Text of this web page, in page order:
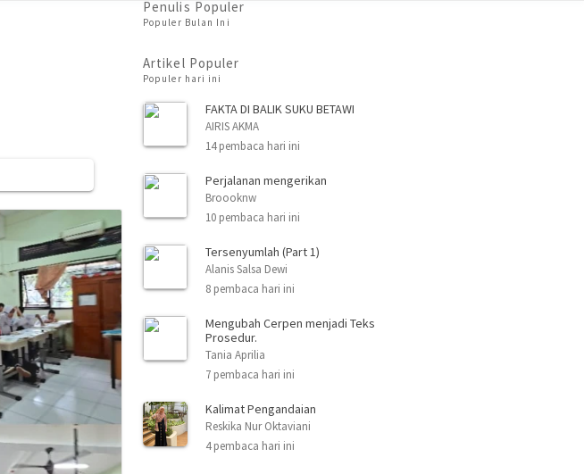
Penulis Populer
Populer Bulan Ini
Artikel Populer
Populer hari ini
FAKTA DI BALIK SUKU BETAWI
AIRIS AKMA
14 pembaca hari ini
Perjalanan mengerikan
Broooknw
10 pembaca hari ini
Tersenyumlah (Part 1)
Alanis Salsa Dewi
8 pembaca hari ini
Mengubah Cerpen menjadi Teks
Prosedur.
Tania Aprilia
7 pembaca hari ini
Kalimat Pengandaian
Reskika Nur Oktaviani
4 pembaca hari ini